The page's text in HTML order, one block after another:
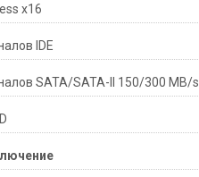
x16
IDE
SATA/SATA-II 150/300 MB/s